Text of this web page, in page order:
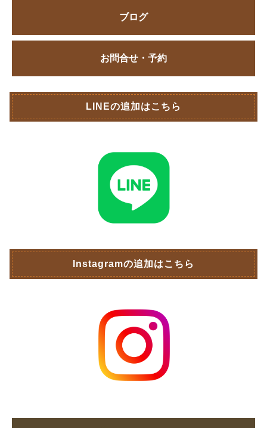
ブログ
お問合せ・予約
LINEの追加はこちら
Instagramの追加はこちら